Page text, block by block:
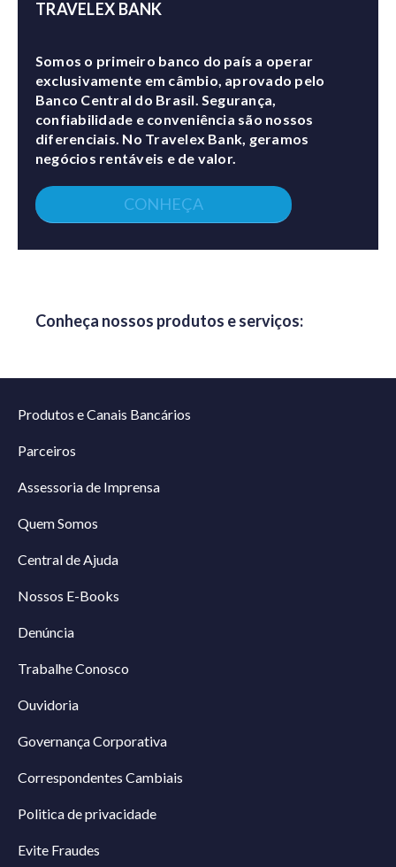
TRAVELEX BANK
Somos o primeiro banco do país a operar
exclusivamente em câmbio, aprovado pelo
Banco Central do Brasil. Segurança,
confiabilidade e conveniência são nossos
diferenciais. No Travelex Bank, geramos
negócios rentáveis e de valor.
CONHEÇA
Conheça nossos produtos e serviços:
Produtos e Canais Bancários
Parceiros
Assessoria de Imprensa
Quem Somos
Central de Ajuda
Nossos E-Books
Denúncia
Trabalhe Conosco
Ouvidoria
Governança Corporativa
Correspondentes Cambiais
Politica de privacidade
Evite Fraudes